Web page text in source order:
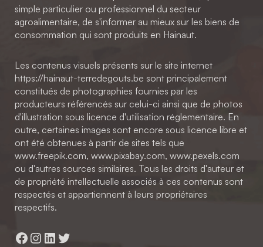
simple particulier ou professionnel du secteur
agroalimentaire, de s'informer au mieux sur les biens de
consommation qui sont produits en Hainaut.
Les contenus visuels présents sur le site internet
https://hainaut-terredegouts.be sont principalement
constitués de photographies fournies par les
producteurs référencés sur celui-ci ainsi que de photos
d'illustration sous licence d'utilisation réglementaire. En
outre, certaines images sont encore sous licence libre et
ont été obtenues à partir de sites tels que
www.freepik.com, www.pixabay.com, www.pexels.com
ou d'autres sources similaires. Tous les droits d'auteur et
de propriété intellectuelle associés à ces contenus sont
respectés et appartiennent à leurs propriétaires
respectifs.
Facebook
Instagram
LinkedIn
Twitter